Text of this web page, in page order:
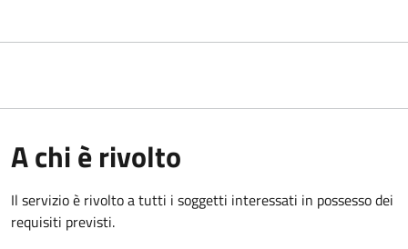
A chi è rivolto
Il servizio è rivolto a tutti i soggetti interessati in possesso dei
requisiti previsti.